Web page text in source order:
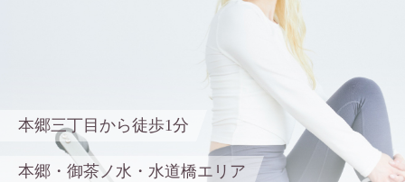
本郷三丁目から徒歩1分
本郷・御茶ノ水・水道橋エリア